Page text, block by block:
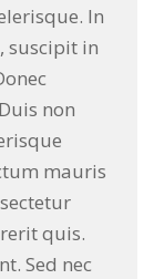
In
suscipit in
non
mauris
quis.
Sed nec